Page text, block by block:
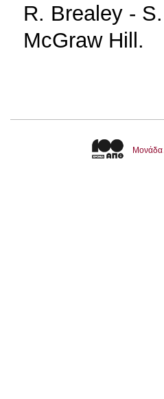
R. Brealey -
McGraw Hill.
Μονάδα